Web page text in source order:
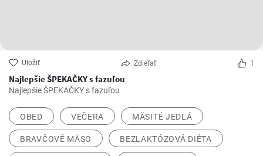
Uložiť Zdieľať 1
Najlepšie ŠPEKAČKY s fazuľou
Najlepšie ŠPEKAČKY s fazuľou
OBED VEČERA MÄSITÉ JEDLÁ
BRAVČOVÉ MÄSO BEZLAKTÓZOVÁ DIÉTA